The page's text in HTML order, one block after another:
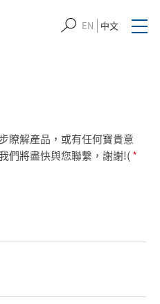
EN 中文
瞭解產品，或有任何寶貴意
們將盡快與您聯繫，謝謝!(*